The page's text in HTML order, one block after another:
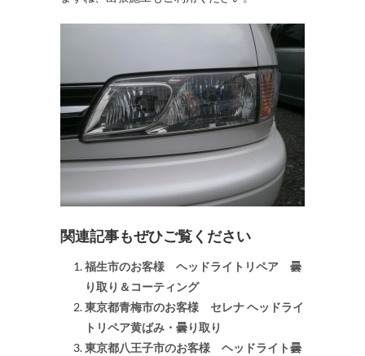
関連記事もぜひご覧ください
福生市のお客様 ヘッドライトリペア 曇
り取り＆コーティング
東京都青梅市のお客様 セレナ ヘッドライ
トリペア黄ばみ・曇り取り
東京都八王子市のお客様 ヘッドライト曇